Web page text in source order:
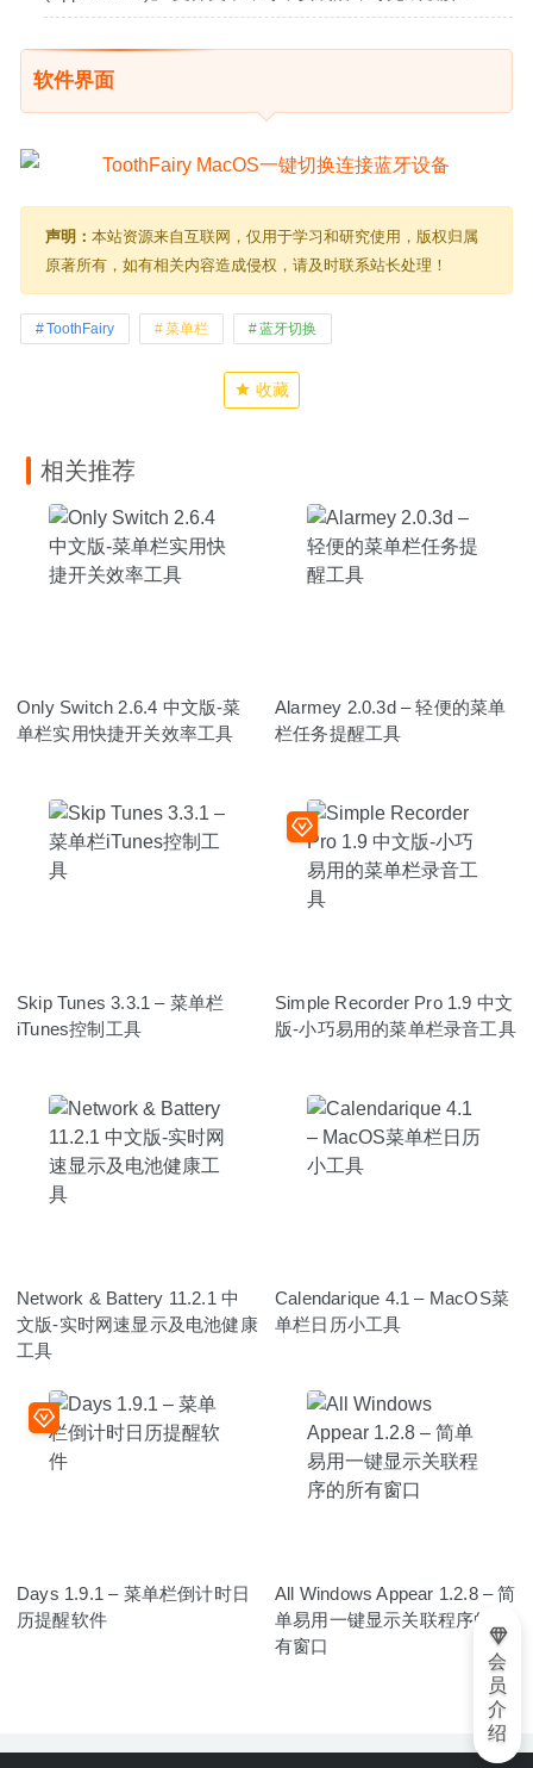
软件界面
声明： 本站资源来自互联网，仅用于学习和研究使用，版权归属
原著所有，如有相关内容造成侵权，请及时联系站长处理！
ToothFairy 菜单栏 蓝牙切换
收藏
相关推荐
Only Switch 2.6.4 中文版-菜
单栏实用快捷开关效率工具
Alarmey 2.0.3d – 轻便的菜单
栏任务提醒工具
Skip Tunes 3.3.1 – 菜单栏
iTunes控制工具
Simple Recorder Pro 1.9 中文
版-小巧易用的菜单栏录音工具
Network & Battery 11.2.1 中
文版-实时网速显示及电池健康
工具
Calendarique 4.1 – MacOS菜
单栏日历小工具
Days 1.9.1 – 菜单栏倒计时日
历提醒软件
All Windows Appear 1.2.8 – 简
单易用一键显示关联程序的所
有窗口
会
员
介
绍